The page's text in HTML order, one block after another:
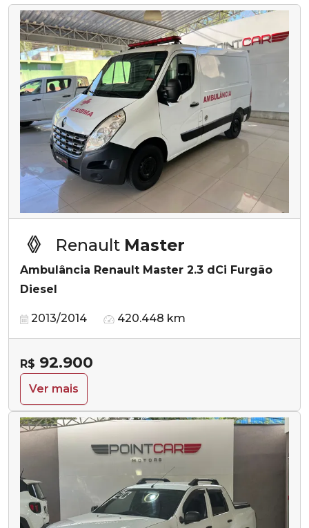
Renault Master
Ambulância Renault Master 2.3 dCi Furgão
Diesel
2013/2014 420.448 km
R$ 92.900
Ver mais